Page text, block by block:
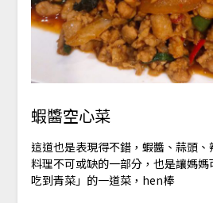
蝦醬空心菜
這道也是表現得不錯，蝦醬、蒜頭
料理不可或缺的一部分，也是讓媽
吃到青菜」的一道菜，hen棒